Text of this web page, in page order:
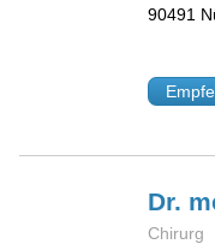
90491
Dr.
Chirurg